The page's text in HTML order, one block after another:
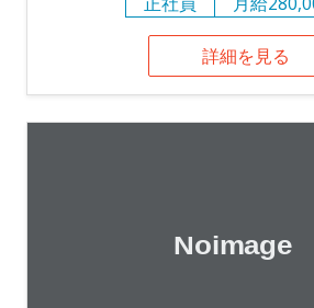
詳細を見る